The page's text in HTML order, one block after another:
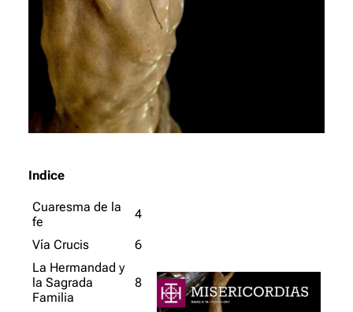
Indice
Cuaresma de la
fe
4
Vía Crucis
6
La Hermandad y
la Sagrada
Familia
8